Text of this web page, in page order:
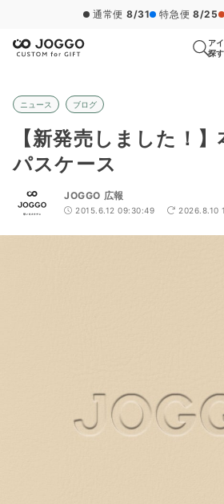
通常便 8/31 特急便 8/25
ア
探す
ニュース ブログ
【新発売しました！
パスケース
JOGGO 広報
2015.6.12 09:30:49 2026.8.10